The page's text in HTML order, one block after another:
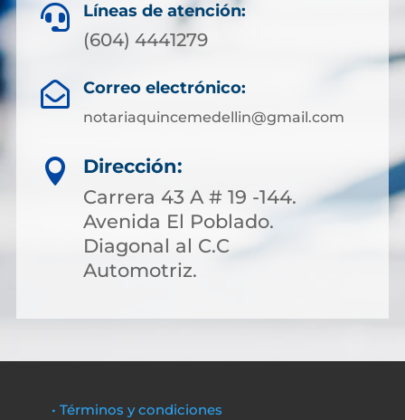
 Líneas de atención:
(604) 4441279
 Correo electrónico:
notariaquincemedellin@gmail.com

Dirección:
Carrera 43 A # 19 -144.
Avenida El Poblado.
Diagonal al C.C
Automotriz.
• Términos y condiciones